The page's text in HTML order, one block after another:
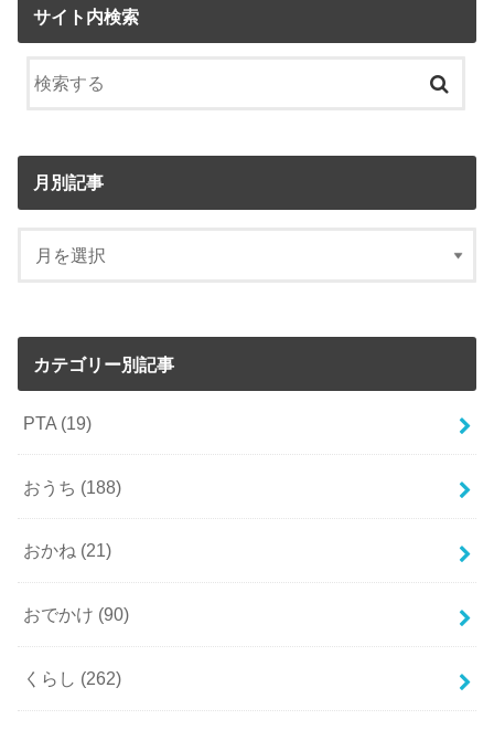
サイト内検索
月別記事
カテゴリー別記事
PTA (19)
おうち (188)
おかね (21)
おでかけ (90)
くらし (262)